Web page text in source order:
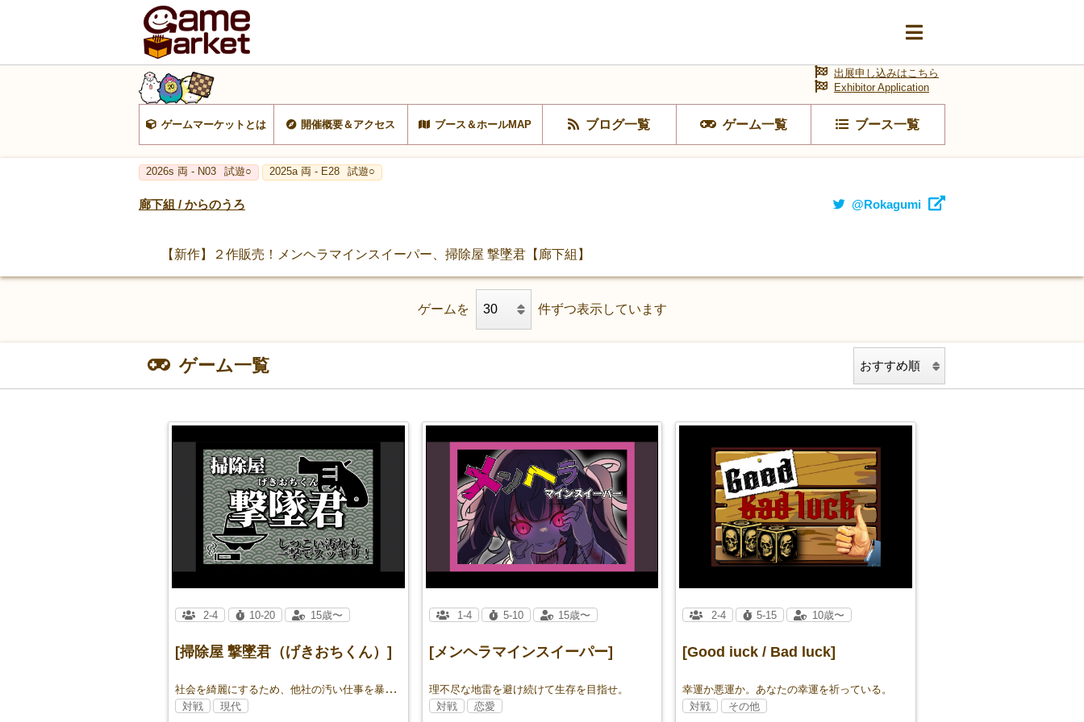
ゲームマーケットとは 開催概要＆アクセス ブース＆ホールMAP ブログ一覧 ゲーム一覧 ブース一覧
出展申し込みはこちら
Exhibitor Application
2026s 両 - N03 試遊○ 2025a 両 - E28 試遊○
廊下組 / からのうろ @Rokagumi
【新作】２作販売！メンヘラマインスイーパー、掃除屋 撃墜君【廊下組】
ゲームを 件ずつ表示しています
ゲーム一覧
[掃除屋 撃墜君（げきおちくん）]
社会を綺麗にするため、他社の汚い仕事を暴き、自分の仕事をこなしていく。
2-4 10-20 15歳〜
対戦 現代
[メンヘラマインスイーパー]
理不尽な地雷を避け続けて生存を目指せ。
1-4 5-10 15歳〜
対戦 恋愛
[Good iuck / Bad luck]
幸運か悪運か。あなたの幸運を祈っている。
2-4 5-15 10歳〜
対戦 その他